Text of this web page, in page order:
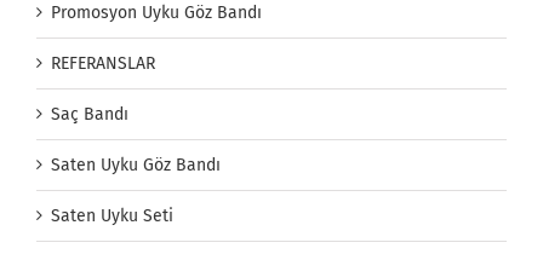
Promosyon Uyku Göz Bandı
REFERANSLAR
Saç Bandı
Saten Uyku Göz Bandı
Saten Uyku Seti